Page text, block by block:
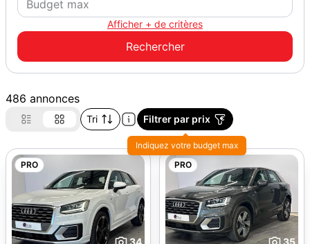
Afficher + de critères
486 annonces
Tri Filtrer par prix
Indiquez votre budget max
PRO
34
PRO
35